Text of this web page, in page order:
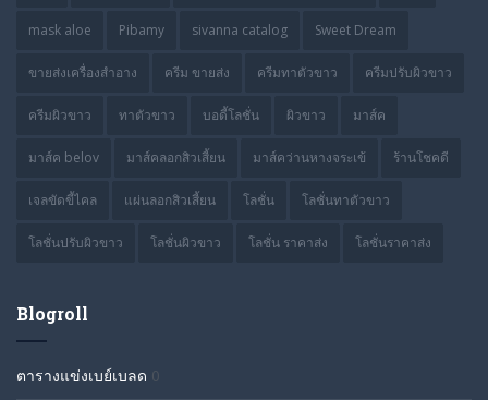
mask aloe Pibamy sivanna catalog Sweet Dream
ขายส่งเครื่องสำอาง ครีม ขายส่ง ครีมทาตัวขาว ครีมปรับผิวขาว
ครีมผิวขาว ทาตัวขาว บอดี้โลชั่น ผิวขาว มาส์ค
มาส์ค belov มาส์คลอกสิวเสี้ยน มาส์คว่านหางจระเข้ ร้านโชคดี
เจลขัดขี้ไคล แผ่นลอกสิวเสี้ยน โลชั่น โลชั่นทาตัวขาว
โลชั่นปรับผิวขาว โลชั่นผิวขาว โลชั่น ราคาส่ง โลชั่นราคาส่ง
Blogroll
ตารางแข่งเบย์เบลด 0